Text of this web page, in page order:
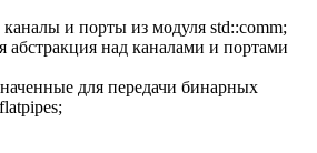
и порты из модуля std::comm;
абстракция над каналами и портами
для передачи бинарных